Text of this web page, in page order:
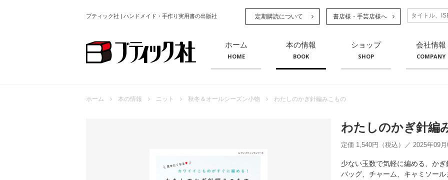
ブティック社 | ハンドメイド・手作り実用書の出版社 定期購読について 書店様・手芸店様へ
ホーム
HOME
本の情報
BOOK
ショップ
SHOP
会社情報
COMPANY
ホーム 本の情報 ニット 秋冬＆オールシーズン小物 わたしのかぎ針編みこもの
わたしのかぎ針編
定価 1,540円（税込）／ 2025年09
少ない玉数で気軽に編める、か
バッグ、チャーム、キャミソー